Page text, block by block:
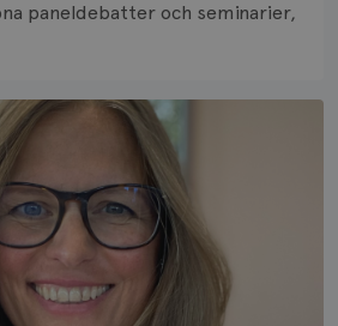
paneldebatter och seminarier,